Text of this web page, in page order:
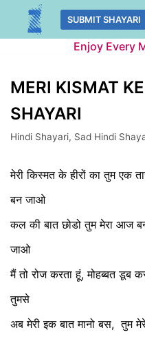
Skip
SUBMIT SHAYARI
Enjoy Every
MERI KISMAT
SHAYARI
Hindi Shayari, Sad Hindi
मेरी किस्मत के हीरों का तुम एक
बन जाओ
कल की बात छोडो तुम मेरा आज
जाओ
मैं तो रोज करता हूं, मोहब्बत डूब
तुमसे
अब मेरी इक बात मानो बस, तुम